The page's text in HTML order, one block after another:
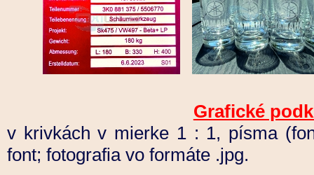
Grafické
v krivkách v mierke 1 : 1, písma
font; fotografia vo formáte .jpg.